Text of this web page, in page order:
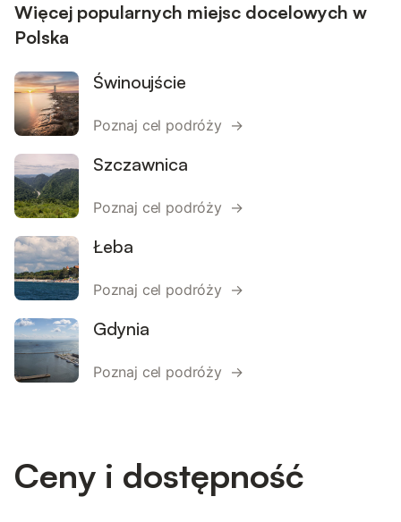
Więcej popularnych miejsc docelowych w
Polska
Świnoujście
Poznaj cel podróży →
Szczawnica
Poznaj cel podróży →
Łeba
Poznaj cel podróży →
Gdynia
Poznaj cel podróży →
Ceny i dostępność